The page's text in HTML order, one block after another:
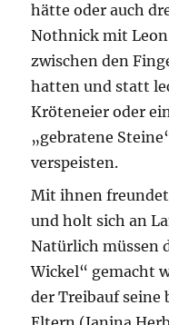
hätte oder auch
Nothnick mit
zwischen den
hatten und statt
Kröteneier oder
„gebratene
verspeisten.
Mit ihnen
und holt sich an
Natürlich müssen
Wickel“ gemacht
der Treibauf seine